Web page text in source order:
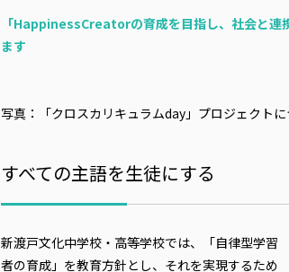
「HappinessCreatorの育成を目指し、社会と連
ます
写真：「クロスカリキュラムday」プロジェクト
すべての主語を生徒にする
新渡戸文化中学校・高等学校では、「自律型学習
者の育成」を教育方針とし、それを実現するため